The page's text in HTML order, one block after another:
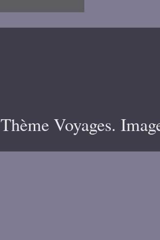
Thème Voyages.